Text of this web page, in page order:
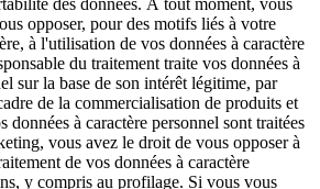
des données. À tout moment, vous
opposer, pour des motifs liés à votre
à l'utilisation de vos données à caractère
du traitement traite vos données à
sur la base de son intérêt légitime, par
de la commercialisation de produits et
données à caractère personnel sont traitées
vous avez le droit de vous opposer à
de vos données à caractère
y compris au profilage. Si vous vous